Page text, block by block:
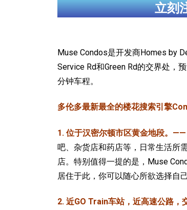
立刻
Muse Condos是开发商Homes by
Service Rd和Green Rd的交界处，
分钟车程。
多伦多最新最全的楼花搜索引擎
1. 位于汉密尔顿市区黄金地段。——
吧、杂货店和药店等，日常生活所
店。特别值得一提的是，Muse
居住于此，你可以随心所欲选择自
2. 近GO Train车站， 近高速公路，